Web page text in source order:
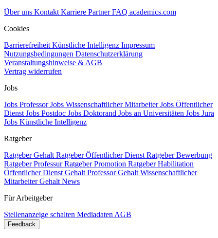
Über uns Kontakt Karriere PartnerFAQ academics.com
Cookies
Barrierefreiheit Künstliche Intelligenz Impressum
Nutzungsbedingungen Datenschutzerklärung
Veranstaltungshinweise & AGB
Vertrag widerrufen
Jobs
Jobs ProfessorJobs Wissenschaftlicher MitarbeiterJobs Öffentlicher
Dienst Jobs Postdoc Jobs Doktorand Jobs an Universitäten Jobs Jura
Jobs Künstliche Intelligenz
Ratgeber
Ratgeber Gehalt Ratgeber Öffentlicher Dienst Ratgeber Bewerbung
Ratgeber ProfessurRatgeber Promotion Ratgeber Habilitation
Öffentlicher Dienst Gehalt Professor Gehalt Wissenschaftlicher
Mitarbeiter Gehalt News
Für Arbeitgeber
Stellenanzeige schalten Mediadaten AGB
Feedback